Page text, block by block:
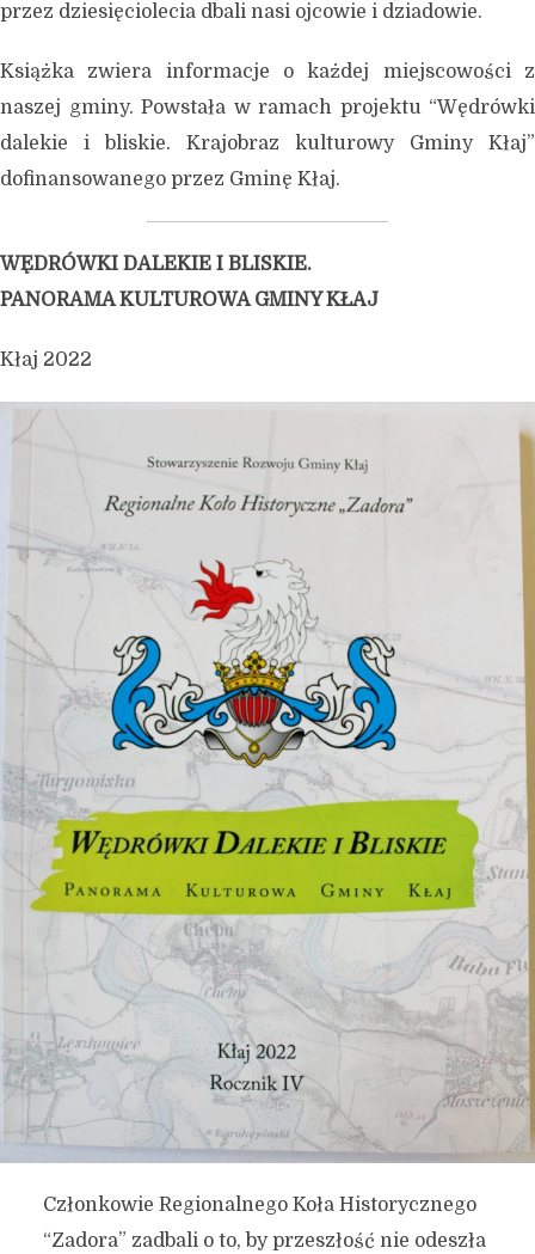
przez dziesięciolecia dbali nasi ojcowie i dziadowie.
Książka zwiera informacje o każdej miejscowości z
naszej gminy. Powstała w ramach projektu “Wędrówki
dalekie i bliskie. Krajobraz kulturowy Gminy Kłaj”
dofinansowanego przez Gminę Kłaj.
WĘDRÓWKI DALEKIE I BLISKIE.
PANORAMA KULTUROWA GMINY KŁAJ
Kłaj 2022
Członkowie Regionalnego Koła Historycznego
“Zadora” zadbali o to, by przeszłość nie odeszła